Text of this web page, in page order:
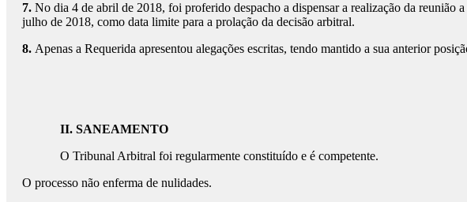
7. No dia 4 de abril de 2018, foi proferido despacho a dispensar a realização da reunião
julho de 2018, como data limite para a prolação da decisão arbitral.
8. Apenas a Requerida apresentou alegações escritas, tendo mantido a sua anterior
II. SANEAMENTO
O Tribunal Arbitral foi regularmente constituído e é competente.
O processo não enferma de nulidades.